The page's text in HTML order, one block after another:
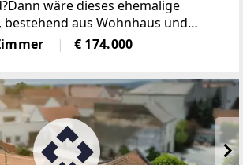
wäre dieses ehemalige
bestehend aus Wohnhaus und
in der Golf- und
genau das "Richtige".Mit diesem
€ 174.000